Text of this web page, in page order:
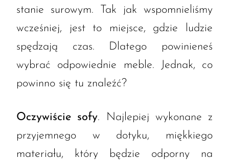
stanie surowym. Tak jak wspomnieliśmy
wcześniej, jest to miejsce, gdzie ludzie
spędzają czas. Dlatego powinieneś
wybrać odpowiednie meble. Jednak, co
powinno się tu znaleźć?
Oczywiście sofy. Najlepiej wykonane z
przyjemnego w dotyku, miękkiego
materiału, który będzie odporny na